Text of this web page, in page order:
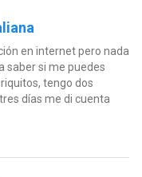
en internet pero nada
saber si me puedes
tengo dos
días me di cuenta